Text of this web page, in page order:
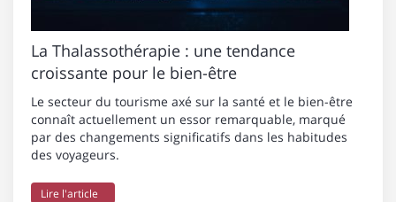
La Thalassothérapie : une tendance
croissante pour le bien-être
Le secteur du tourisme axé sur la santé et le bien-être
connaît actuellement un essor remarquable, marqué
par des changements significatifs dans les habitudes
des voyageurs.
Lire l'article